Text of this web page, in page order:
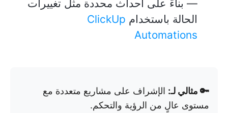
— بناءً على أحداث محددة مثل تغييرات
الحالة باستخدام ClickUp
Automations
🔑 مثالي لـ: الإشراف على مشاريع متعددة مع
مستوى عالٍ من الرؤية والتحكم.